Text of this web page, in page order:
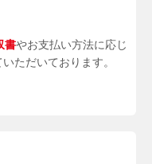
書やお支払い方法に応じ
ただいております。